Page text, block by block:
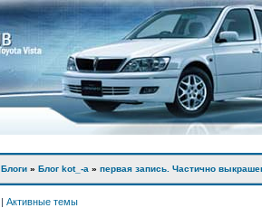
Блоги » Блог kot_-а » первая запись. Частично
| Активные темы